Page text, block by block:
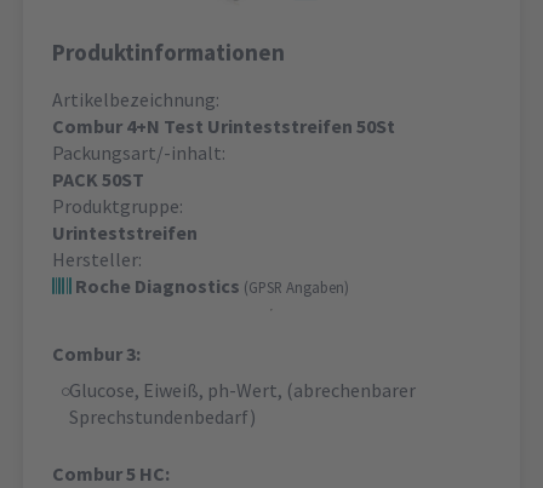
Produktinformationen
Artikelbezeichnung:
Combur 4+N Test Urinteststreifen 50St
Packungsart/-inhalt:
PACK 50ST
Produktgruppe:
Urinteststreifen
Hersteller:
Roche Diagnostics (GPSR Angaben)
Combur 3:
Glucose, Eiweiß, ph-Wert, (abrechenbarer
Sprechstundenbedarf)
Combur 5 HC: